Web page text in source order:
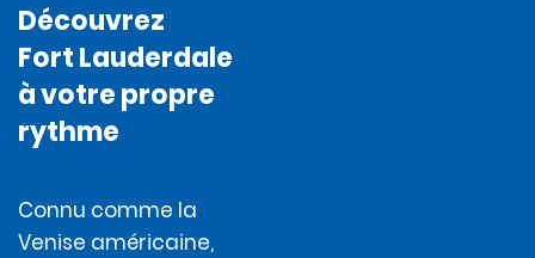
Découvrez
Fort Lauderdale
à votre propre
rythme
Connu comme la
Venise américaine,